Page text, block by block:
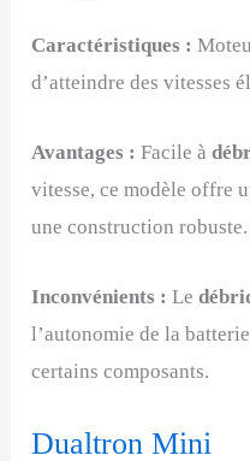
Caractéristiques :
d’atteindre des vitesses
Avantages : Facile à
vitesse, ce modèle offre
une construction robuste.
Inconvénients : Le
l’autonomie de la
certains composants.
Dualtron Mini